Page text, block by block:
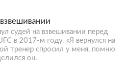
судей на взвешивании перед
в 2017-м году. «Я вернулся на
тренер спросил у меня, помню
он.